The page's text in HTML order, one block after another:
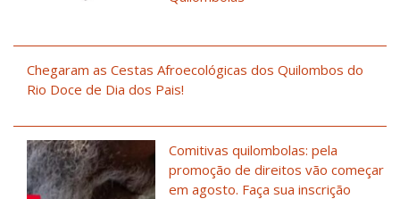
Chegaram as Cestas Afroecológicas dos Quilombos do
Rio Doce de Dia dos Pais!
Comitivas quilombolas: pela
promoção de direitos vão começar
em agosto. Faça sua inscrição